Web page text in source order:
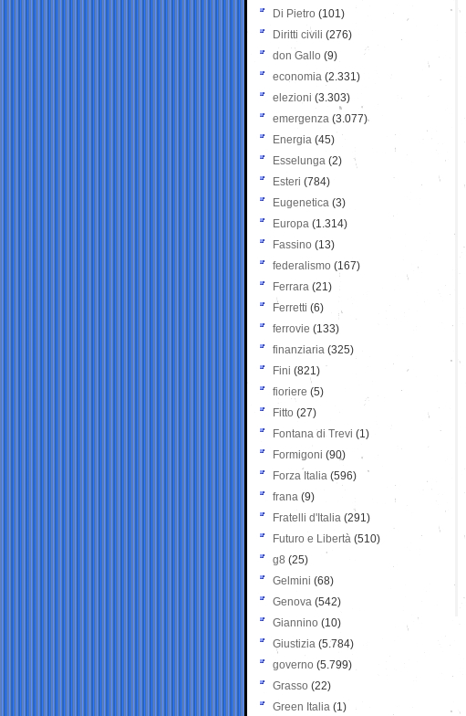
Di Pietro (101)
Diritti civili (276)
don Gallo (9)
economia (2.331)
elezioni (3.303)
emergenza (3.077)
Energia (45)
Esselunga (2)
Esteri (784)
Eugenetica (3)
Europa (1.314)
Fassino (13)
federalismo (167)
Ferrara (21)
Ferretti (6)
ferrovie (133)
finanziaria (325)
Fini (821)
fioriere (5)
Fitto (27)
Fontana di Trevi (1)
Formigoni (90)
Forza Italia (596)
frana (9)
Fratelli d'Italia (291)
Futuro e Libertà (510)
g8 (25)
Gelmini (68)
Genova (542)
Giannino (10)
Giustizia (5.784)
governo (5.799)
Grasso (22)
Green Italia (1)